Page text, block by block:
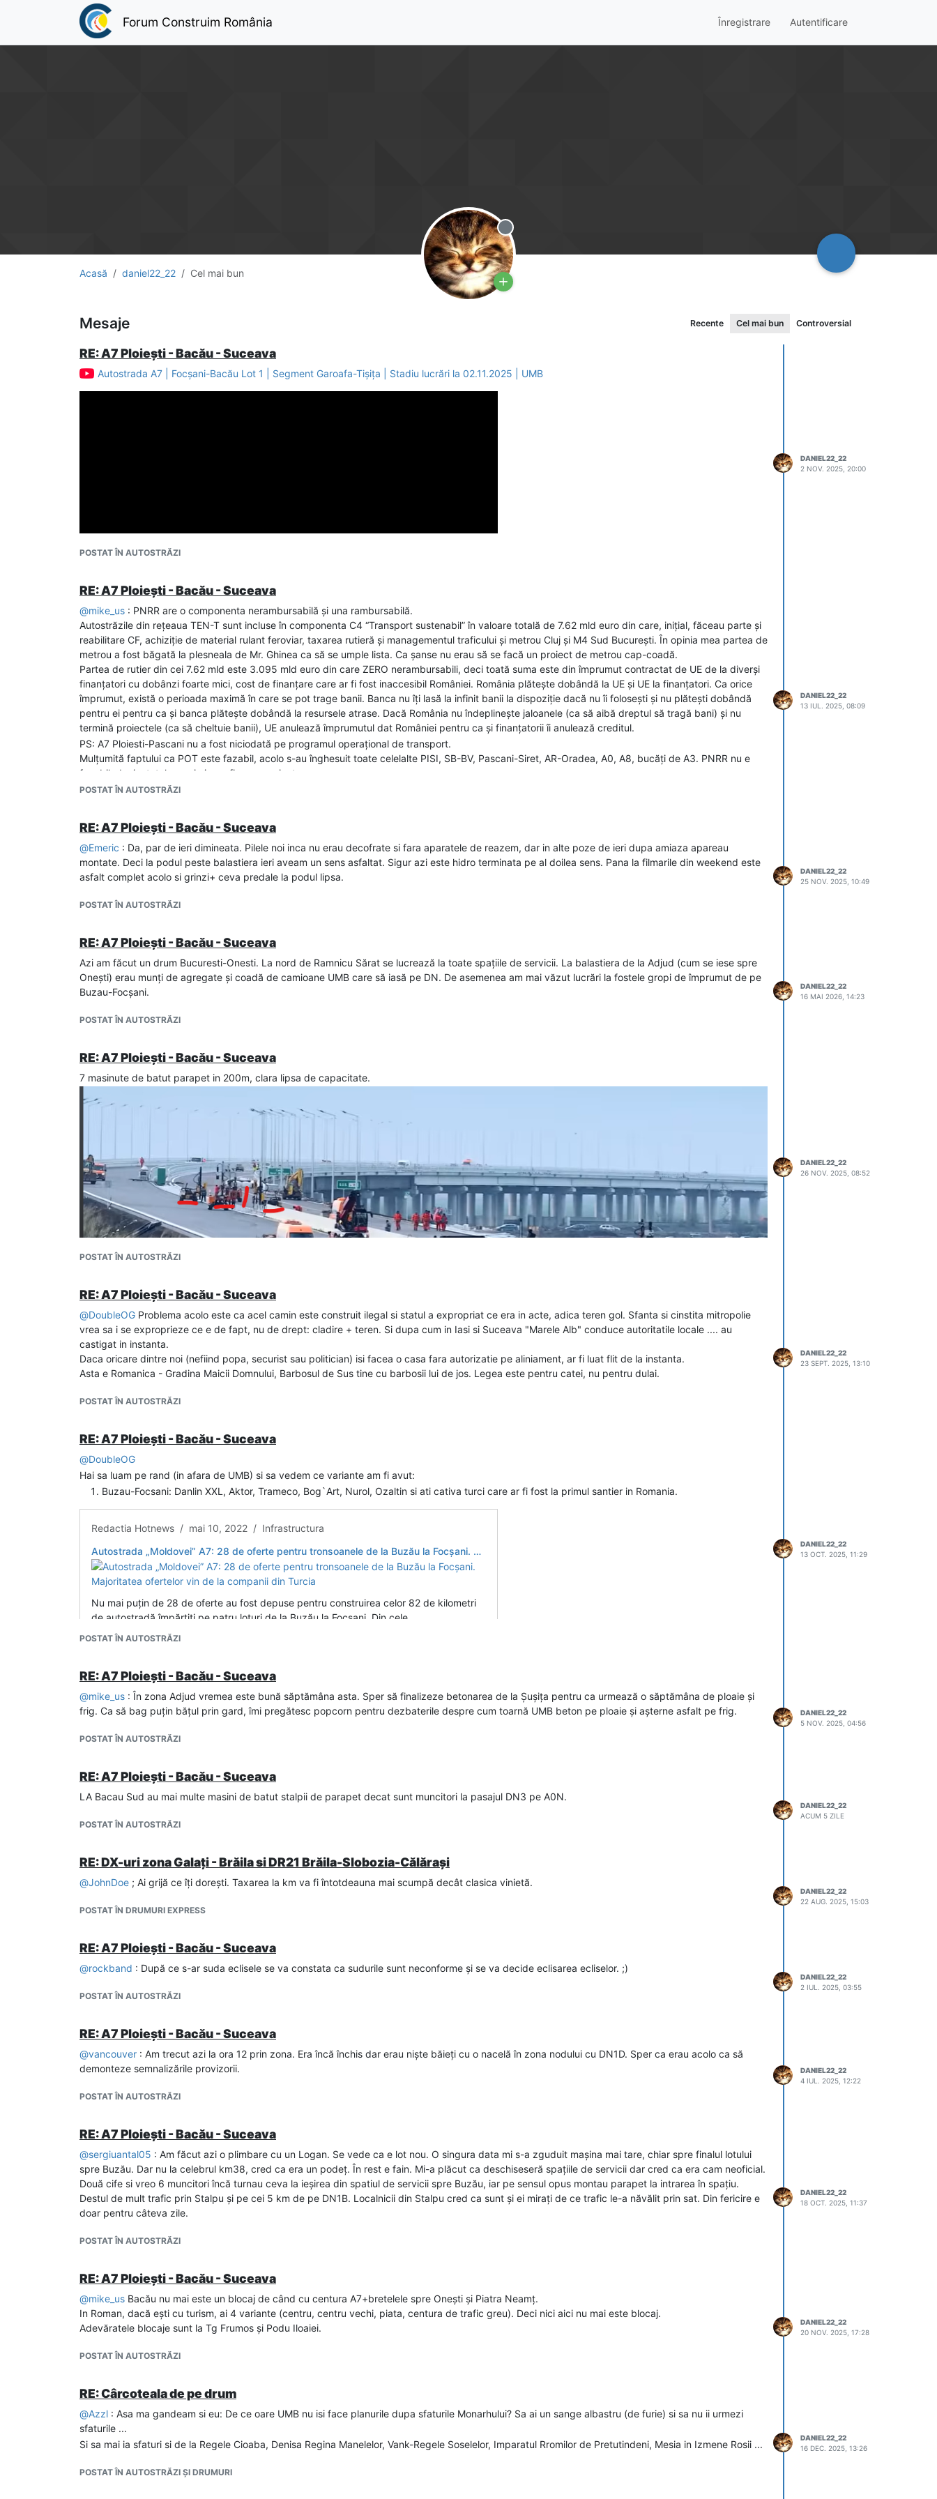
Forum Construim România Înregistrare Autentificare
Acasă daniel22_22 Cel mai bun
Deconectat
Mesaje Recente Cel mai bun Controversial
RE: A7 Ploiești - Bacău - Suceava
Autostrada A7 | Focșani-Bacău Lot 1 | Segment Garoafa-Tișița | Stadiu lucrări la 02.11.2025 | UMB
POSTAT ÎN AUTOSTRĂZI
DANIEL22_22
2 NOV. 2025, 20:00
RE: A7 Ploiești - Bacău - Suceava
@mike_us : PNRR are o componenta nerambursabilă și una rambursabilă.
Autostrăzile din rețeaua TEN-T sunt incluse în componenta C4 “Transport sustenabil” în valoare totală de 7.62 mld euro din care, inițial, făceau parte și
reabilitare CF, achiziție de material rulant feroviar, taxarea rutieră și managementul traficului și metrou Cluj și M4 Sud București. În opinia mea partea de
metrou a fost băgată la plesneala de Mr. Ghinea ca să se umple lista. Ca șanse nu erau să se facă un proiect de metrou cap-coadă.
Partea de rutier din cei 7.62 mld este 3.095 mld euro din care ZERO nerambursabili, deci toată suma este din împrumut contractat de UE de la diverși
finanțatori cu dobânzi foarte mici, cost de finanțare care ar fi fost inaccesibil României. România plătește dobândă la UE și UE la finanțatori. Ca orice
împrumut, există o perioada maximă în care se pot trage banii. Banca nu îți lasă la infinit banii la dispoziție dacă nu îi folosești și nu plătești dobândă
pentru ei pentru ca și banca plătește dobândă la resursele atrase. Dacă România nu îndeplinește jaloanele (ca să aibă dreptul să tragă bani) și nu
termină proiectele (ca să cheltuie banii), UE anulează împrumutul dat României pentru ca și finanțatorii îi anulează creditul.
PS: A7 Ploiesti-Pascani nu a fost niciodată pe programul operațional de transport.
Mulțumită faptului ca POT este fazabil, acolo s-au înghesuit toate celelalte PISI, SB-BV, Pascani-Siret, AR-Oradea, A0, A8, bucăți de A3. PNRR nu e
fazabil, deci e totul sau nimic pe fiecare proiect.
De menționat ca POT nu e doar pt autostrăzi. Are și componente de feroviar și naval. Partea rutieră are și componente de conectivitatea regională (DX
POSTAT ÎN AUTOSTRĂZI
DANIEL22_22
13 IUL. 2025, 08:09
RE: A7 Ploiești - Bacău - Suceava
@Emeric : Da, par de ieri dimineata. Pilele noi inca nu erau decofrate si fara aparatele de reazem, dar in alte poze de ieri dupa amiaza apareau
montate. Deci la podul peste balastiera ieri aveam un sens asfaltat. Sigur azi este hidro terminata pe al doilea sens. Pana la filmarile din weekend este
asfalt complet acolo si grinzi+ ceva predale la podul lipsa.
POSTAT ÎN AUTOSTRĂZI
DANIEL22_22
25 NOV. 2025, 10:49
RE: A7 Ploiești - Bacău - Suceava
Azi am făcut un drum Bucuresti-Onesti. La nord de Ramnicu Sărat se lucrează la toate spațiile de servicii. La balastiera de la Adjud (cum se iese spre
Onești) erau munți de agregate și coadă de camioane UMB care să iasă pe DN. De asemenea am mai văzut lucrări la fostele gropi de împrumut de pe
Buzau-Focșani.
POSTAT ÎN AUTOSTRĂZI
DANIEL22_22
16 MAI 2026, 14:23
RE: A7 Ploiești - Bacău - Suceava
7 masinute de batut parapet in 200m, clara lipsa de capacitate.
POSTAT ÎN AUTOSTRĂZI
DANIEL22_22
26 NOV. 2025, 08:52
RE: A7 Ploiești - Bacău - Suceava
@DoubleOG Problema acolo este ca acel camin este construit ilegal si statul a expropriat ce era in acte, adica teren gol. Sfanta si cinstita mitropolie
vrea sa i se exproprieze ce e de fapt, nu de drept: cladire + teren. Si dupa cum in Iasi si Suceava "Marele Alb" conduce autoritatile locale .... au
castigat in instanta.
Daca oricare dintre noi (nefiind popa, securist sau politician) isi facea o casa fara autorizatie pe aliniament, ar fi luat flit de la instanta.
Asta e Romanica - Gradina Maicii Domnului, Barbosul de Sus tine cu barbosii lui de jos. Legea este pentru catei, nu pentru dulai.
POSTAT ÎN AUTOSTRĂZI
DANIEL22_22
23 SEPT. 2025, 13:10
RE: A7 Ploiești - Bacău - Suceava
@DoubleOG
Hai sa luam pe rand (in afara de UMB) si sa vedem ce variante am fi avut:
Buzau-Focsani: Danlin XXL, Aktor, Trameco, Bog`Art, Nurol, Ozaltin si ati cativa turci care ar fi fost la primul santier in Romania.
Redactia Hotnews / mai 10, 2022 / Infrastructura
Autostrada „Moldovei” A7: 28 de oferte pentru tronsoanele de la Buzău la Focșani. Majoritatea ofertelor vin de la companii din Turcia
Nu mai puțin de 28 de oferte au fost depuse pentru construirea celor 82 de kilometri
de autostradă împărțiți pe patru loturi de la Buzău la Focșani. Din cele
Victor Cozmei / sept. 22, 2022 / Infrastructura
Autostrada „Moldovei” A7: Cine ar putea construi cei 95 km dintre Focșani și Bacău / Toate ofertele depuse / A7 în Moldova, o afacere UMB cap-coadă?
la Focșani la Bacău, un tronson de aproape 95 de kilometri și cu o
Bacau-Pascani: Nurol, Danlin XXL, Mapa, Makyol, ucrainienii de la Automagistral + inca cativa turci aflati la prima incercare in Romania.
Anemona Andone / sept. 21, 2022 / Stiri
Autostrada Bacău - Pașcani: 23 de oferte au fost depuse pentru construcția a 77 km din A7. Constructor din Ucraina printre ofertanți UPDATE 1 - Economica.net
Compania Națională de Administrare a Infrastructurii Rutiere (CNAIR) a deschis
miercuri ofertele la licitația pentru construirea tronsonului Bacău - Pașcani din
Autostrada Moldovei (A7). Pentru construcția celor trei loturi care însumează 77 de
kilometri au fost depuse 23 de oferte în total,...
Ca sa sumarizam:
Ozaltin: Inca nu lucrasera la DX12, duc acum in ritmul lor viaductele pe A3, pe A8 inca nu arata nimic.
Mapa: Conform CNAIR: "Ataca tunelul Robesti cu 30 de muncitori si 10 utilaje" ... LOL!!! Si noi zicem ca UMB nu are capacitate :))))
Trameco: Sa-l fi vazut pe nea Beni gestionand 3-4 loturi in acelasi timp. Ei se screm pe Chiribis-Biharia (adica acasa, nici nu au intrat in raportul
CESTRIN pe august), dara-mi-te in Moldova.
Danlin XXL: .... specialisti in contestatii. Aici am fi avut de a face cu claimuri dupa modelul Astaldi sau Pizza. Au acum sanse sa dovedeasca pe A8
Aktor: Ne trebuia muuult popcorn
POSTAT ÎN AUTOSTRĂZI
DANIEL22_22
13 OCT. 2025, 11:29
RE: A7 Ploiești - Bacău - Suceava
@mike_us : În zona Adjud vremea este bună săptămâna asta. Sper să finalizeze betonarea de la Șușița pentru ca urmează o săptămâna de ploaie și
frig. Ca să bag puțin bățul prin gard, îmi pregătesc popcorn pentru dezbaterile despre cum toarnă UMB beton pe ploaie și așterne asfalt pe frig.
POSTAT ÎN AUTOSTRĂZI
DANIEL22_22
5 NOV. 2025, 04:56
RE: A7 Ploiești - Bacău - Suceava
LA Bacau Sud au mai multe masini de batut stalpii de parapet decat sunt muncitori la pasajul DN3 pe A0N.
POSTAT ÎN AUTOSTRĂZI
DANIEL22_22
ACUM 5 ZILE
RE: DX-uri zona Galați - Brăila si DR21 Brăila-Slobozia-Călărași
@JohnDoe ; Ai grijă ce îți dorești. Taxarea la km va fi întotdeauna mai scumpă decât clasica vinietă.
POSTAT ÎN DRUMURI EXPRESS
DANIEL22_22
22 AUG. 2025, 15:03
RE: A7 Ploiești - Bacău - Suceava
@rockband : După ce s-ar suda eclisele se va constata ca sudurile sunt neconforme și se va decide eclisarea ecliselor. ;)
POSTAT ÎN AUTOSTRĂZI
DANIEL22_22
2 IUL. 2025, 03:55
RE: A7 Ploiești - Bacău - Suceava
@vancouver : Am trecut azi la ora 12 prin zona. Era încă închis dar erau niște băieți cu o nacelă în zona nodului cu DN1D. Sper ca erau acolo ca să
demonteze semnalizările provizorii.
POSTAT ÎN AUTOSTRĂZI
DANIEL22_22
4 IUL. 2025, 12:22
RE: A7 Ploiești - Bacău - Suceava
@sergiuantal05 : Am făcut azi o plimbare cu un Logan. Se vede ca e lot nou. O singura data mi s-a zguduit mașina mai tare, chiar spre finalul lotului
spre Buzău. Dar nu la celebrul km38, cred ca era un podeț. În rest e fain. Mi-a plăcut ca deschiseseră spațiile de servicii dar cred ca era cam neoficial.
Două cife si vreo 6 muncitori încă turnau ceva la ieșirea din spatiul de servicii spre Buzău, iar pe sensul opus montau parapet la intrarea în spațiu.
Destul de mult trafic prin Stalpu și pe cei 5 km de pe DN1B. Localnicii din Stalpu cred ca sunt și ei mirați de ce trafic le-a năvălit prin sat. Din fericire e
doar pentru câteva zile.
POSTAT ÎN AUTOSTRĂZI
DANIEL22_22
18 OCT. 2025, 11:37
RE: A7 Ploiești - Bacău - Suceava
@mike_us Bacău nu mai este un blocaj de când cu centura A7+bretelele spre Onești și Piatra Neamț.
In Roman, dacă ești cu turism, ai 4 variante (centru, centru vechi, piata, centura de trafic greu). Deci nici aici nu mai este blocaj.
Adevăratele blocaje sunt la Tg Frumos și Podu Iloaiei.
POSTAT ÎN AUTOSTRĂZI
DANIEL22_22
20 NOV. 2025, 17:28
RE: Cârcoteala de pe drum
@Azzl : Asa ma gandeam si eu: De ce oare UMB nu isi face planurile dupa sfaturile Monarhului? Sa ai un sange albastru (de furie) si sa nu ii urmezi
sfaturile ...
Si sa mai ia sfaturi si de la Regele Cioaba, Denisa Regina Manelelor, Vank-Regele Soselelor, Imparatul Rromilor de Pretutindeni, Mesia in Izmene Rosii ...
POSTAT ÎN AUTOSTRĂZI ȘI DRUMURI
DANIEL22_22
16 DEC. 2025, 13:26